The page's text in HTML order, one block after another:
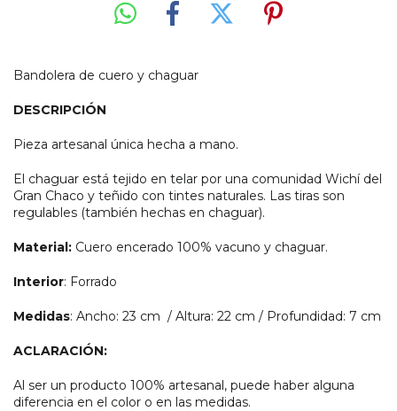
Bandolera de cuero y chaguar
DESCRIPCIÓN
Pieza artesanal única hecha a mano.
El chaguar está tejido en telar por una comunidad Wichí del
Gran Chaco y teñido con tintes naturales. Las tiras son
regulables (también hechas en chaguar).
Material: Cuero encerado 100% vacuno y chaguar.
Interior: Forrado
Medidas: Ancho: 23 cm / Altura: 22 cm / Profundidad: 7 cm
ACLARACIÓN:
Al ser un producto 100% artesanal, puede haber alguna
diferencia en el color o en las medidas.